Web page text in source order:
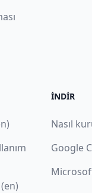
İNDIR
Nasıl
Google